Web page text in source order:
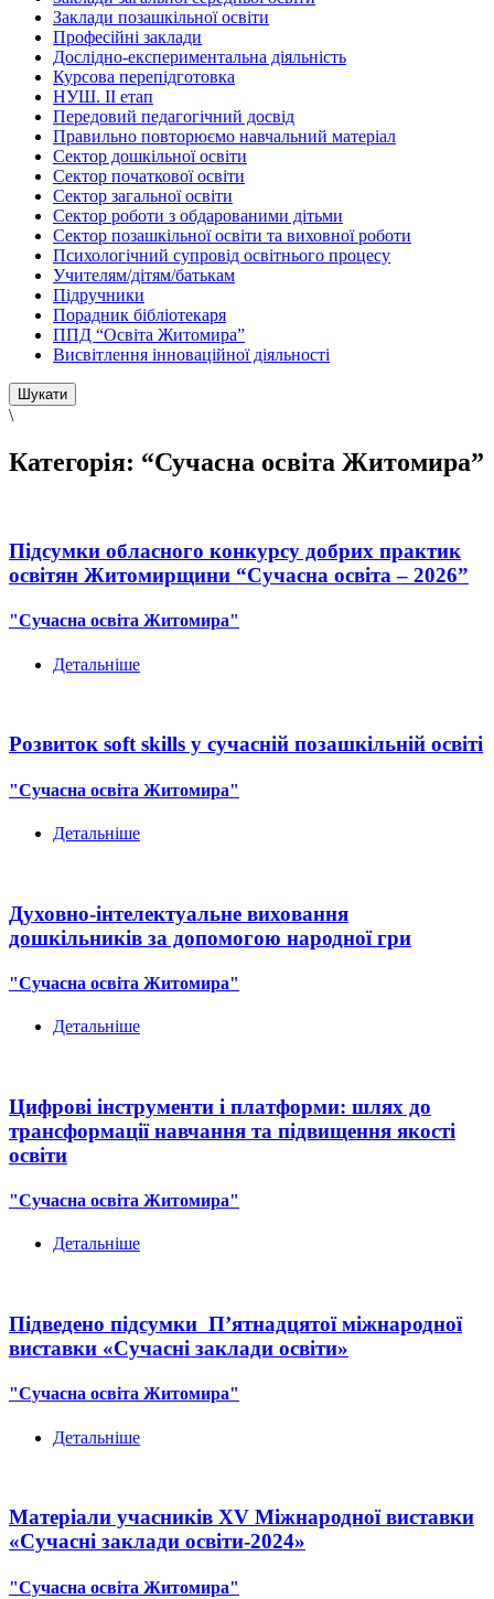
Заклади позашкільної освіти
Професійні заклади
Дослідно-експериментальна діяльність
Курсова перепідготовка
НУШ. ІІ етап
Передовий педагогічний досвід
Правильно повторюємо навчальний матеріал
Сектор дошкільної освіти
Сектор початкової освіти
Сектор загальної освіти
Сектор роботи з обдарованими дітьми
Сектор позашкільної освіти та виховної роботи
Психологічний супровід освітнього процесу
Учителям/дітям/батькам
Підручники
Порадник бібліотекаря
ППД “Освіта Житомира”
Висвітлення інноваційної діяльності
\
Категорія: “Сучасна освіта Житомира”
Підсумки обласного конкурсу добрих практик
освітян Житомирщини “Сучасна освіта – 2026”
"Сучасна освіта Житомира"
Детальніше
Розвиток soft skills у сучасній позашкільній освіті
"Сучасна освіта Житомира"
Детальніше
Духовно-інтелектуальне виховання
дошкільників за допомогою народної гри
"Сучасна освіта Житомира"
Детальніше
Цифрові інструменти і платформи: шлях до
трансформації навчання та підвищення якості
освіти
"Сучасна освіта Житомира"
Детальніше
Підведено підсумки П’ятнадцятої міжнародної
виставки «Сучасні заклади освіти»
"Сучасна освіта Житомира"
Детальніше
Матеріали учасників ХV Міжнародної виставки
«Сучасні заклади освіти-2024»
"Сучасна освіта Житомира"